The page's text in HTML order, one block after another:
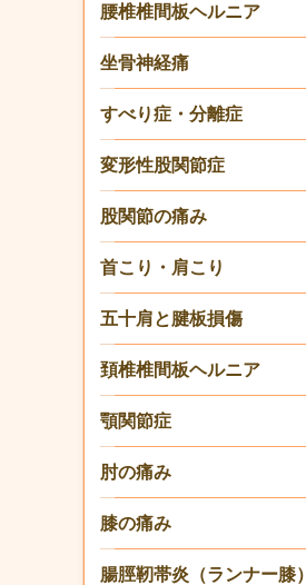
腰椎椎間板ヘルニア
坐骨神経痛
すべり症・分離症
変形性股関節症
股関節の痛み
首こり・肩こり
五十肩と腱板損傷
頚椎椎間板ヘルニア
顎関節症
肘の痛み
膝の痛み
腸脛靭帯炎（ランナー膝）